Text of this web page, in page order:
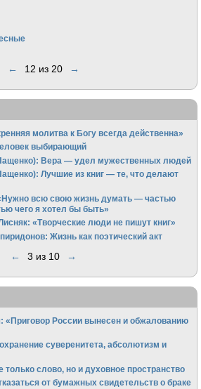
← 12 из 20 →
молитва к Богу всегда действенна»
выбирающий
Вера — удел мужественных людей
Лучшие из книг — те, что делают
всю свою жизнь думать — частью
чего я хотел бы быть»
«Творческие люди не пишут книг»
Жизнь как поэтический акт
← 3 из 10 →
«Приговор России вынесен и обжалованию
суверенитета, абсолютизм и
только слово, но и духовное пространство
от бумажных свидетельств о браке